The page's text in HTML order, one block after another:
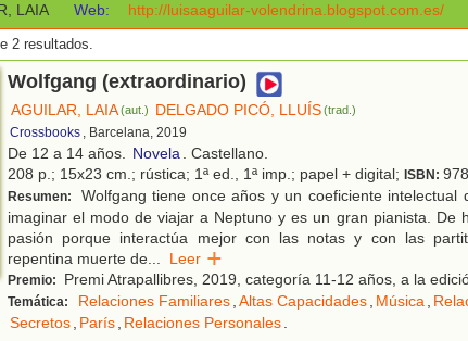
LAIA Web: http://luisaaguilar-volendrina.blogspot.com.es/
2 resultados.
Wolfgang (extraordinario)
AGUILAR, LAIA(aut.) DELGADO PICÓ, LLUÍS(trad.)
Crossbooks , Barcelana, 2019
De 12 a 14 años. Novela. Castellano.
208 p.; 15x23 cm.; rústica; 1ª ed., 1ª imp.; papel + digital; ISBN:
Resumen:
Wolfgang tiene once años y un coeficiente intelectual
imaginar el modo de viajar a Neptuno y es un gran pianista. De
pasión porque interactúa mejor con las notas y con las
repentina muerte de... Leer
Premio: Premi Atrapallibres, 2019, categoría 11-12 años, a la
Temática: Relaciones Familiares,Altas Capacidades, Música,
Secretos, París, Relaciones Personales.